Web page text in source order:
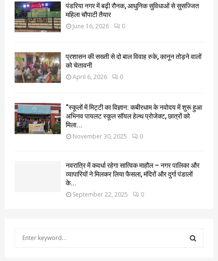
पंडरिया नगर में बढ़ी रौनक, आधुनिक सुविधाओं से सुसज्जित
महिला चौपाटी तैयार
June 16, 2026 0
प्रशासन की सख्ती से दो बाल विवाह रुके, कानून तोड़ने वालों
को चेतावनी
April 6, 2026 0
“स्कूलों में मिट्टी का विज्ञान: कबीरधाम के नवोदय में शुरू हुआ
अभिनव पायलट स्कूल सॉयल हेल्थ प्रोजेक्ट, छात्रों को
मिला...
November 30, 2025 0
नवरात्रि में कवर्धा रहेगा सात्विक माहौल – नगर पालिका और
व्यापारियों ने मिलकर लिया फैसला, मंदिरों और दुर्गा पंडालों
के...
September 22, 2025 0